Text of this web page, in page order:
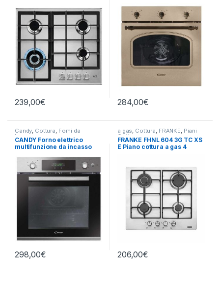
239,00€ 284,00€
Candy, Cottura, Forni da
Incasso
CANDY Forno elettrico
multifunzione da incasso
298,00€
a gas, Cottura, FRANKE, Piani
Cottura
FRANKE FHNL 604 3G TC XS
E Piano cottura a gas 4
206,00€